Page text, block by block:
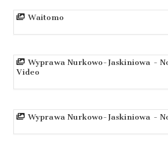
Waitomo
Wyprawa Nurkowo-Jaskiniowa -
Video
Wyprawa Nurkowo-Jaskiniowa -